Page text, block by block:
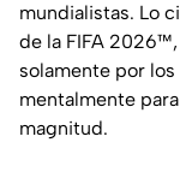
mundialistas. Lo
de la FIFA
solamente por
mentalmente
magnitud.